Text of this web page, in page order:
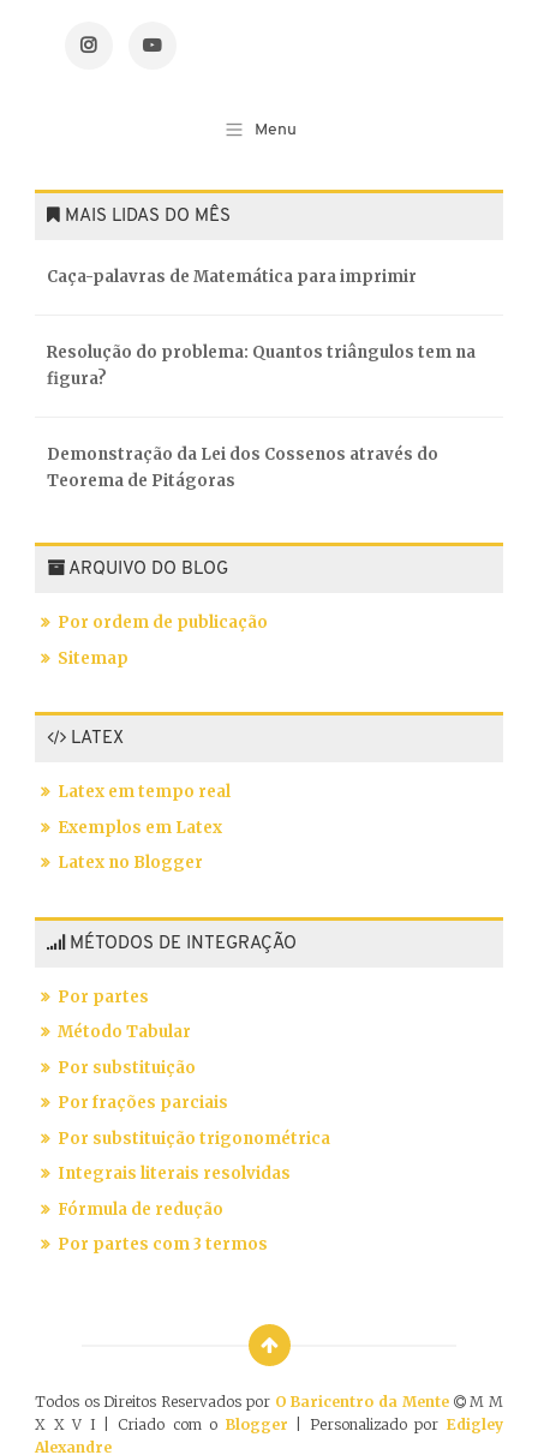
MAIS LIDAS DO MÊS
Caça-palavras de Matemática para imprimir
Resolução do problema: Quantos triângulos tem na
figura?
Demonstração da Lei dos Cossenos através do
Teorema de Pitágoras
ARQUIVO DO BLOG
Por ordem de publicação
Sitemap
LATEX
Latex em tempo real
Exemplos em Latex
Latex no Blogger
MÉTODOS DE INTEGRAÇÃO
Por partes
Método Tabular
Por substituição
Por frações parciais
Por substituição trigonométrica
Integrais literais resolvidas
Fórmula de redução
Por partes com 3 termos
Todos os Direitos Reservados por O Baricentro da Mente
M M
X X V I | Criado com o Blogger | Personalizado porEdigley
Alexandre